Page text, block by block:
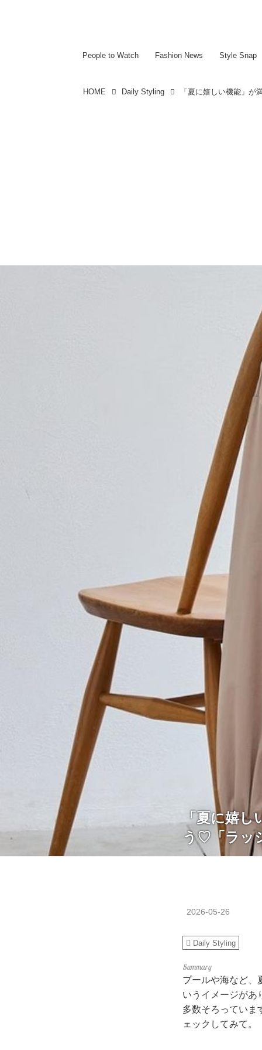
People to Watch Fashion News Style Snap
HOME Daily Styling
「夏に嬉
う♡「ラッ
2026-05-26
Daily Styling
プールや海など、
いうイメージがあ
多数そろっていま
ェックしてみて。